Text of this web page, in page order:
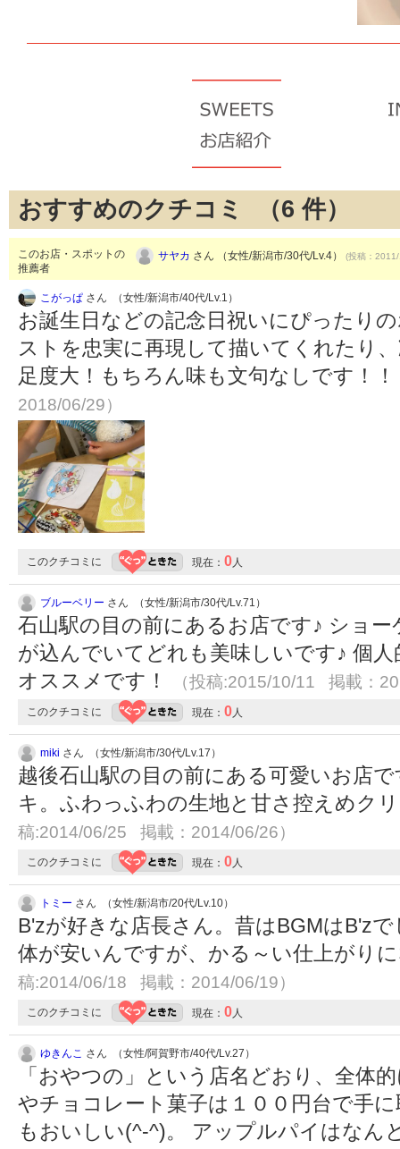
おすすめのクチコミ （6 件）
このお店・スポットの
推薦者
サヤカ さん （女性/新潟市/30代/Lv.4） (投稿：
こがっぱ さん （女性/新潟市/40代/Lv.1）
お誕生日などの記念日祝いにぴったり
ストを忠実に再現して描いてくれたり
足度大！もちろん味も文句なしです！！
2018/06/29）
このクチコミに 現在： 0人
ブルーベリー さん （女性/新潟市/30代/Lv.71）
石山駅の目の前にあるお店です♪ ショ
が込んでいてどれも美味しいです♪ 個
オススメです！
（投稿:2015/10/11 掲載：
このクチコミに 現在： 0人
miki さん （女性/新潟市/30代/Lv.17）
越後石山駅の目の前にある可愛いお店
キ。ふわっふわの生地と甘さ控えめク
稿:2014/06/25 掲載：2014/06/26）
このクチコミに 現在： 0人
トミー さん （女性/新潟市/20代/Lv.10）
B'zが好きな店長さん。昔はBGMはB'z
体が安いんですが、かる～い仕上がり
稿:2014/06/18 掲載：2014/06/19）
このクチコミに 現在： 0人
ゆきんこ さん （女性/阿賀野市/40代/Lv.27）
「おやつの」という店名どおり、全体
やチョコレート菓子は１００円台で手
もおいしい(^-^)。 アップルパイはなん